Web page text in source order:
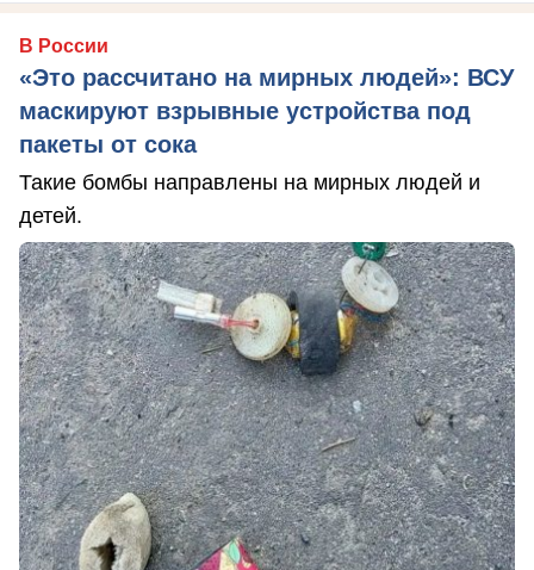
В России
«Это рассчитано на мирных людей»: ВСУ
маскируют взрывные устройства под
пакеты от сока
Такие бомбы направлены на мирных людей и
детей.